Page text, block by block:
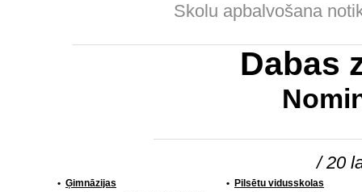
Skolu apbalvošana
Dabas
/ 20
• Ģimnāzijas • Pilsētu vidusskolas